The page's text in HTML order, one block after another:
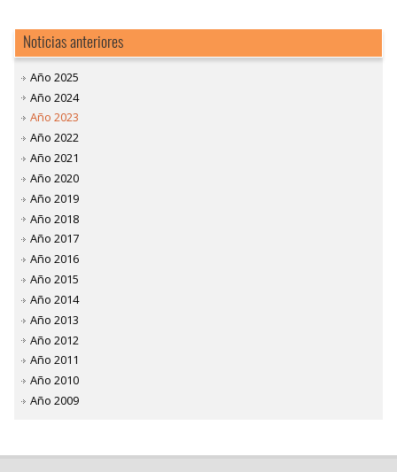
Noticias anteriores
Año 2025
Año 2024
Año 2023
Año 2022
Año 2021
Año 2020
Año 2019
Año 2018
Año 2017
Año 2016
Año 2015
Año 2014
Año 2013
Año 2012
Año 2011
Año 2010
Año 2009